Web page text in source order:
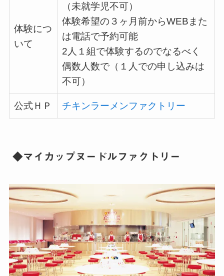
体験につ
いて
（未就学児不可）
体験希望の３ヶ月前からWEBまた
は電話で予約可能
2 人１組で体験するのでなるべく
偶数人数で（１人での申し込みは
不可）
公式ＨＰ チキンラーメンファクトリー
◆マイカップヌードルファクトリー